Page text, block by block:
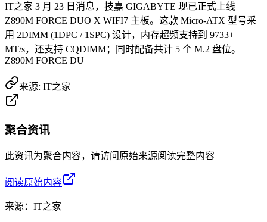
IT之家 3 月 23 日消息，技嘉 GIGABYTE 现已正式上线
Z890M FORCE DUO X WIFI7 主板。这款 Micro-ATX 型号采
用 2DIMM (1DPC / 1SPC) 设计，内存超频支持到 9733+
MT/s，还支持 CQDIMM；同时配备共计 5 个 M.2 盘位。
Z890M FORCE DU
来源: IT之家
聚合资讯
此资讯为聚合内容，请访问原始来源阅读完整内容
阅读原始内容
来源： IT之家